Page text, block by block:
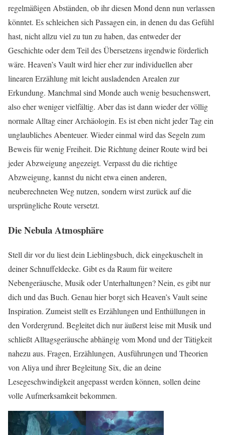
regelmäßigen Abständen, ob ihr diesen Mond denn nun verlassen
könntet. Es schleichen sich Passagen ein, in denen du das Gefühl
hast, nicht allzu viel zu tun zu haben, das entweder der
Geschichte oder dem Teil des Übersetzens irgendwie förderlich
wäre. Heaven’s Vault wird hier eher zur individuellen aber
linearen Erzählung mit leicht ausladenden Arealen zur
Erkundung. Manchmal sind Monde auch wenig besuchenswert,
also eher weniger vielfältig. Aber das ist dann wieder der völlig
normale Alltag einer Archäologin. Es ist eben nicht jeder Tag ein
unglaubliches Abenteuer. Wieder einmal wird das Segeln zum
Beweis für wenig Freiheit. Die Richtung deiner Route wird bei
jeder Abzweigung angezeigt. Verpasst du die richtige
Abzweigung, kannst du nicht etwa einen anderen,
neuberechneten Weg nutzen, sondern wirst zurück auf die
ursprüngliche Route versetzt.
Die Nebula Atmosphäre
Stell dir vor du liest dein Lieblingsbuch, dick eingekuschelt in
deiner Schnuffeldecke. Gibt es da Raum für weitere
Nebengeräusche, Musik oder Unterhaltungen? Nein, es gibt nur
dich und das Buch. Genau hier borgt sich Heaven’s Vault seine
Inspiration. Zumeist stellt es Erzählungen und Enthüllungen in
den Vordergrund. Begleitet dich nur äußerst leise mit Musik und
schließt Alltagsgeräusche abhängig vom Mond und der Tätigkeit
nahezu aus. Fragen, Erzählungen, Ausführungen und Theorien
von Aliya und ihrer Begleitung Six, die an deine
Lesegeschwindigkeit angepasst werden können, sollen deine
volle Aufmerksamkeit bekommen.